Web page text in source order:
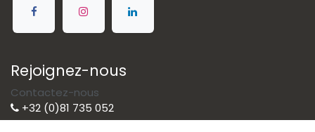
Rejoignez-nous
Contactez-nous
+32 (0)81 735 052